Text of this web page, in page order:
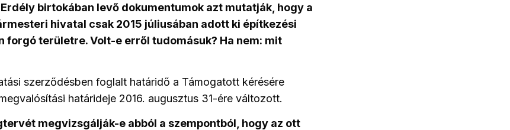
birtokában levő dokumentumok azt mutatják, hogy a
hivatal csak 2015 júliusában adott ki építkezési
forgó területre. Volt-e erről tudomásuk? Ha nem: mit
szerződésben foglalt határidő a Támogatott kérésére
határideje 2016. augusztus 31-ére változott.
megvizsgálják-e abból a szempontból, hogy az ott